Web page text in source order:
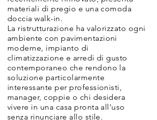
materiali di pregio e una comoda
doccia walk-in.
La ristrutturazione ha valorizzato ogni
ambiente con pavimentazioni
moderne, impianto di
climatizzazione e arredi di gusto
contemporaneo che rendono la
soluzione particolarmente
interessante per professionisti,
manager, coppie o chi desidera
vivere in una casa pronta all'uso
senza rinunciare allo stile.